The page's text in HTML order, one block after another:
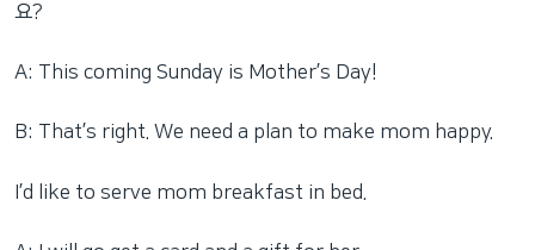
요?
A: This coming Sunday is Mother’s Day!
B: That’s right. We need a plan to make mom happy.
I’d like to serve mom breakfast in bed.